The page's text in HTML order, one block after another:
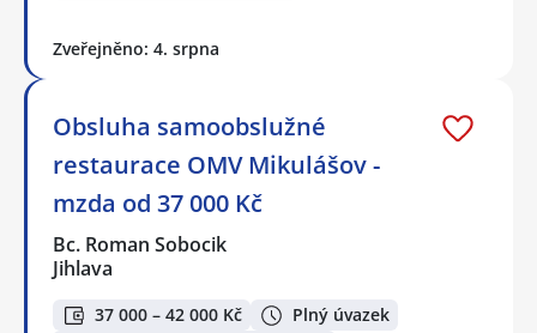
Zveřejněno: 4. srpna
Obsluha samoobslužné
restaurace OMV Mikulášov -
mzda od 37 000 Kč
Bc. Roman Sobocik
Jihlava
37 000 – 42 000 Kč
Plný úvazek